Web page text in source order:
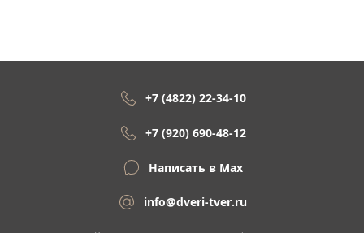
+7 (4822) 22-34-10
+7 (920) 690-48-12
Написать в Max
info@dveri-tver.ru